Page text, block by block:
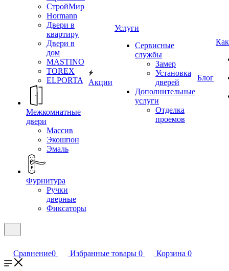
СтройМир
Hormann
Двери в
квартиру
Двери в
дом
MASTINO
TOREX
ELPORTA
Межкомнатные
двери
Массив
Экошпон
Эмаль
Фурнитура
Ручки
дверные
Фиксаторы
Акции
Услуги
Сервисные
службы
Замер
Установка
дверей
Дополнительные
услуги
Отделка
проемов
Блог
Сравнение0 Избранные товары 0 Корзина 0